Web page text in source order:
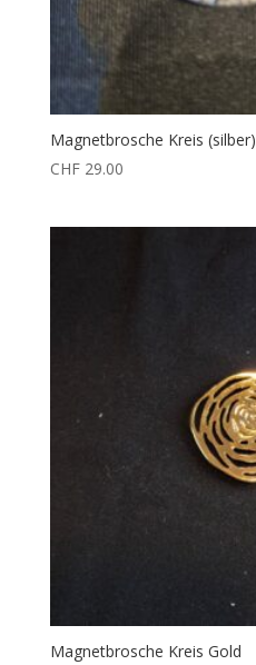
Magnetbrosche Kreis (silber)
CHF29.00
Magnetbrosche Kreis Gold